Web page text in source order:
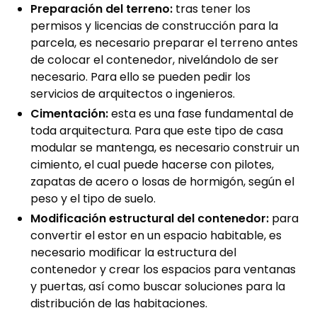
Preparación del terreno: tras tener los
permisos y licencias de construcción para la
parcela, es necesario preparar el terreno antes
de colocar el contenedor, nivelándolo de ser
necesario. Para ello se pueden pedir los
servicios de arquitectos o ingenieros.
Cimentación:esta es una fase fundamental de
toda arquitectura. Para que este tipo de casa
modular se mantenga, es necesario construir un
cimiento, el cual puede hacerse con pilotes,
zapatas de acero o losas de hormigón, según el
peso y el tipo de suelo.
Modificación estructural del contenedor: para
convertir el estor en un espacio habitable, es
necesario modificar la estructura del
contenedor y crear los espacios para ventanas
y puertas, así como buscar soluciones para la
distribución de las habitaciones.